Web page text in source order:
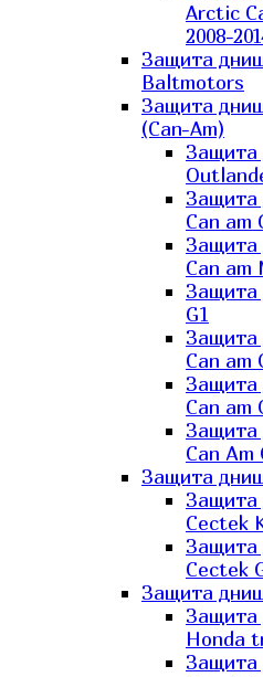
Arctic
2008-
Защита
Baltmotors
Защита
(Can-Am)
Защита
Защита
Can am
Защита
Can am
Защита
G1
Защита
Can am
Защита
Can am
Защита
Can Аm
Защита
Защита
Cectek
Защита
Cectek
Защита
Защита
Honda
Защита